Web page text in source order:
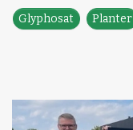
Glyphosat Planter